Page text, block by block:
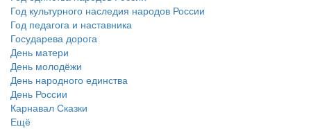
Год культурного наследия народов России
Год педагога и наставника
Государева дорога
День матери
День молодёжи
День народного единства
День России
Карнавал Сказки
Ещё